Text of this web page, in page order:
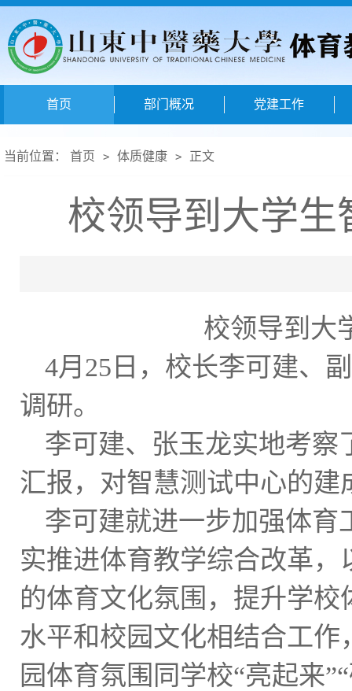
首页 部门概况 党建工作
当前位置： 首页 > 体质健康 > 正文
校领导到大学
校领导到大
4月25日，校长李可建、
调研。
李可建、张玉龙实地考察
汇报，对智慧测试中心的建
李可建就进一步加强体育
实推进体育教学综合改革
的体育文化氛围，提升学
水平和校园文化相结合工
园体育氛围同学校“亮起来